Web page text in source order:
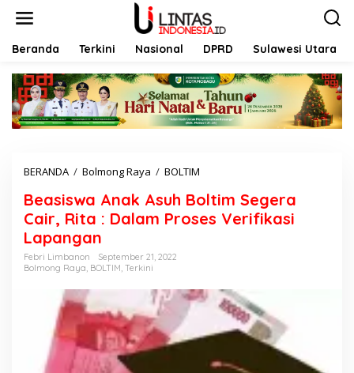
Beranda Terkini Nasional DPRD Sulawesi Utara
BERANDA / Bolmong Raya / BOLTIM
a
s
i
n
A
Beasiswa Anak Asuh Boltim Segera
Cair, Rita : Dalam Proses Verifikasi
Lapangan
Febri Limbanon
September 21, 2022
Bolmong Raya BOLTIM Terkini